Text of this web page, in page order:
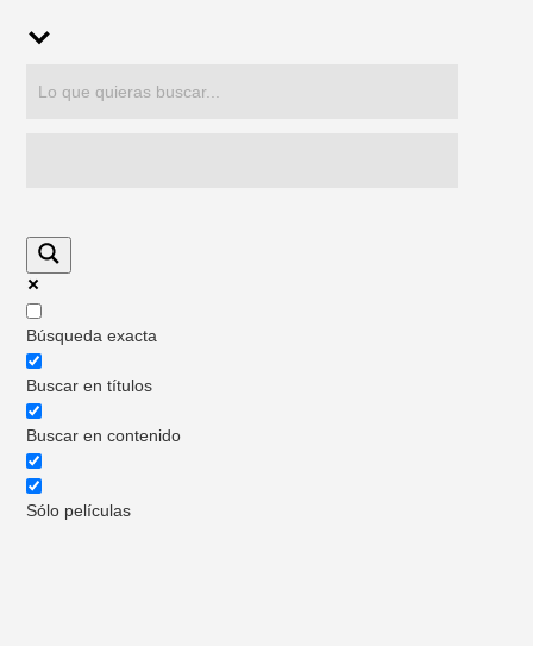
Búsqueda exacta
Buscar en títulos
Buscar en contenido
Sólo películas